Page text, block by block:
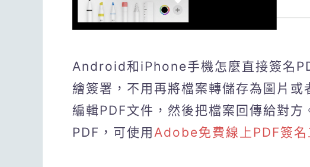
Android和iPhone手機怎麼直接簽名
繪簽署，不用再將檔案轉儲存為圖片
編輯PDF文件，然後把檔案回傳給對
PDF，可使用 Adobe免費線上PDF簽名